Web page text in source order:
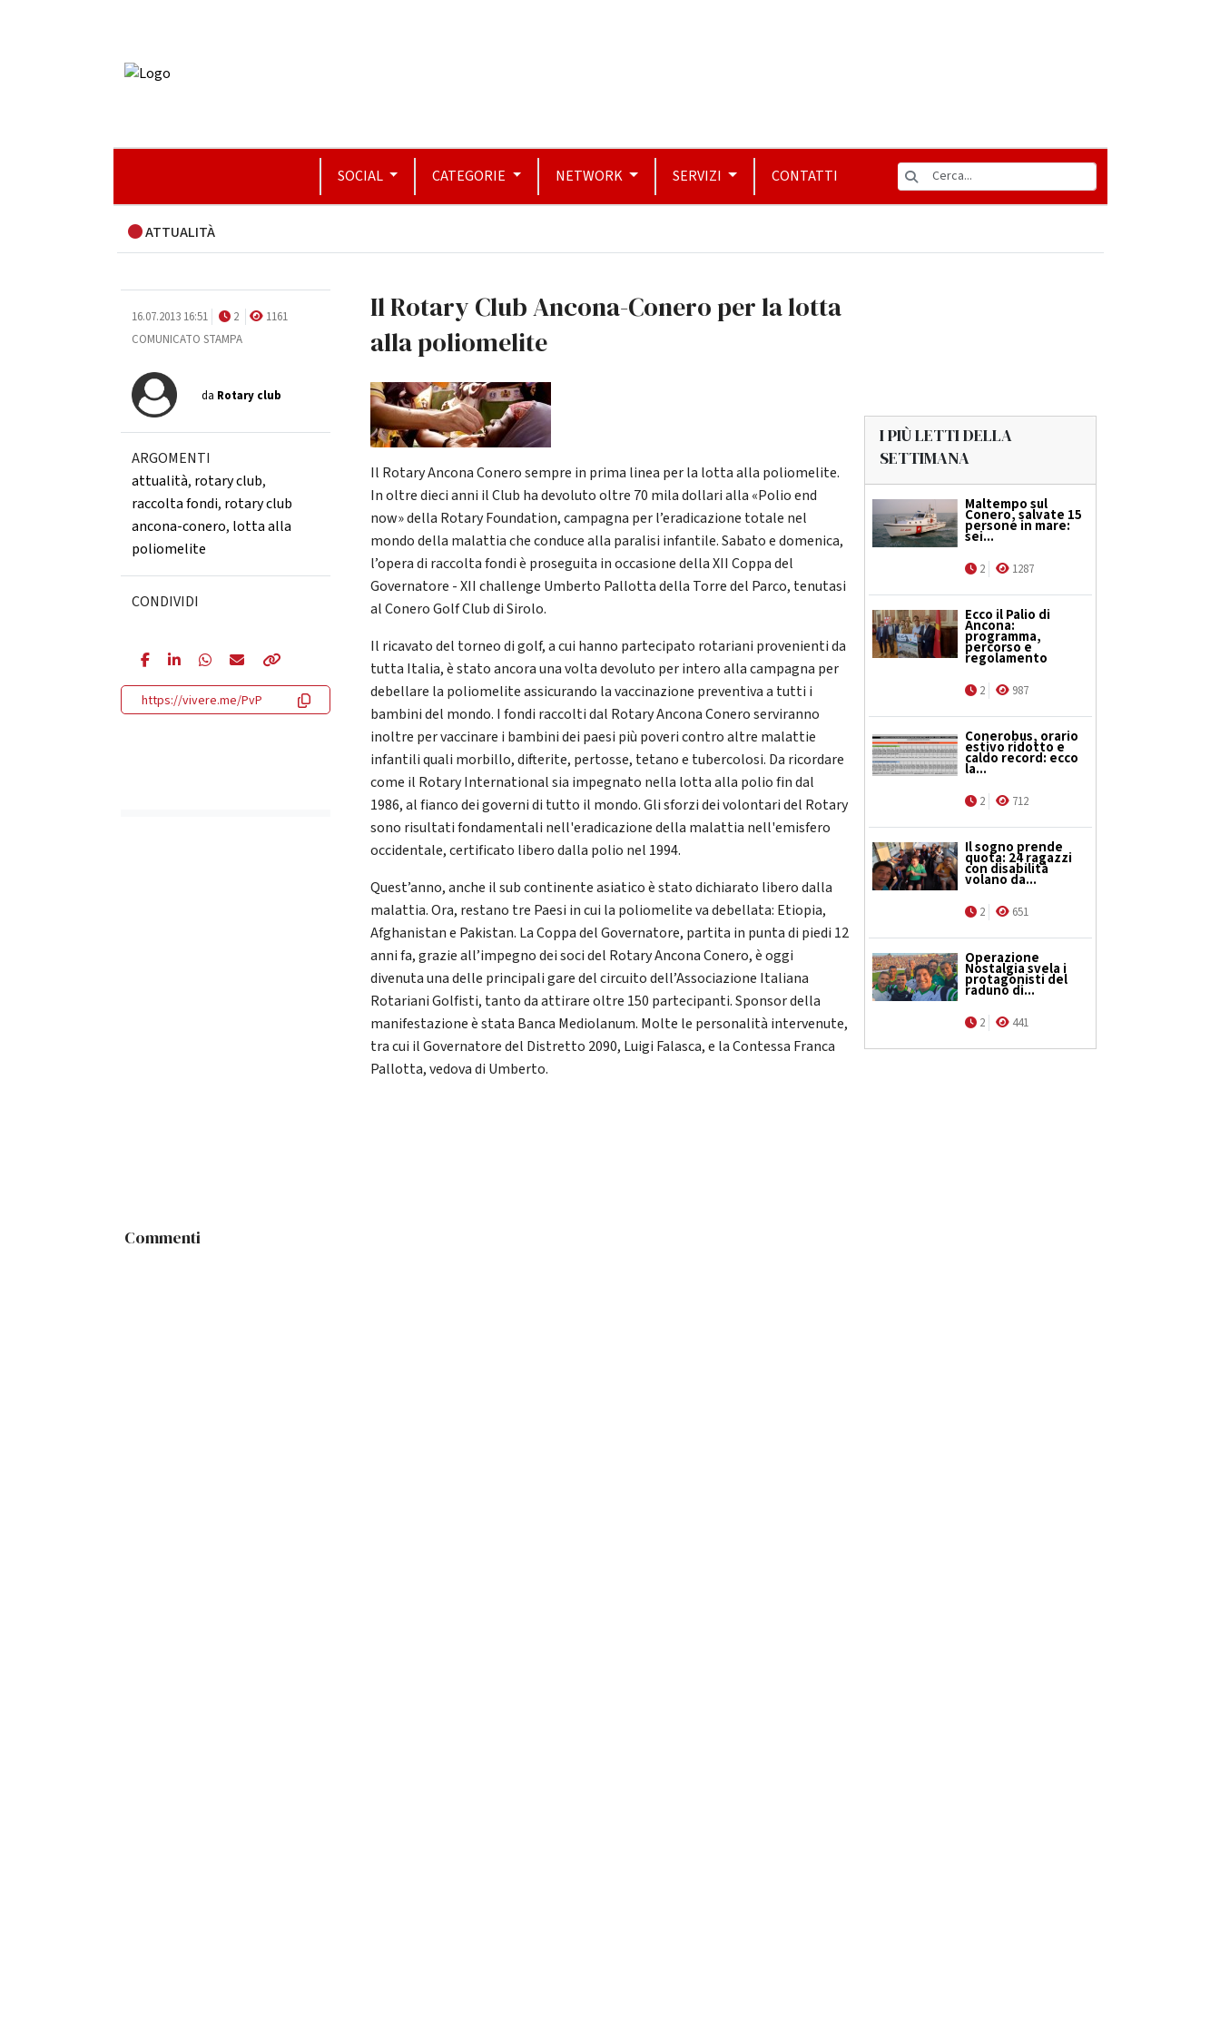
SOCIAL CATEGORIE NETWORK SERVIZI CONTATTI
ATTUALITÀ
16.07.2013 16:51 2
1161
COMUNICATO STAMPA
da Rotary club
ARGOMENTI
attualità, rotary club,
raccolta fondi, rotary club
ancona-conero, lotta alla
poliomelite
CONDIVIDI
https://vivere.me/PvP
Il Rotary Club Ancona-Conero per la lotta
alla poliomelite
Il Rotary Ancona Conero sempre in prima linea per la lotta alla poliomelite.
In oltre dieci anni il Club ha devoluto oltre 70 mila dollari alla «Polio end
now» della Rotary Foundation, campagna per l’eradicazione totale nel
mondo della malattia che conduce alla paralisi infantile. Sabato e domenica,
l’opera di raccolta fondi è proseguita in occasione della XII Coppa del
Governatore - XII challenge Umberto Pallotta della Torre del Parco, tenutasi
al Conero Golf Club di Sirolo.
Il ricavato del torneo di golf, a cui hanno partecipato rotariani provenienti da
tutta Italia, è stato ancora una volta devoluto per intero alla campagna per
debellare la poliomelite assicurando la vaccinazione preventiva a tutti i
bambini del mondo. I fondi raccolti dal Rotary Ancona Conero serviranno
inoltre per vaccinare i bambini dei paesi più poveri contro altre malattie
infantili quali morbillo, difterite, pertosse, tetano e tubercolosi. Da ricordare
come il Rotary International sia impegnato nella lotta alla polio fin dal
1986, al fianco dei governi di tutto il mondo. Gli sforzi dei volontari del Rotary
sono risultati fondamentali nell'eradicazione della malattia nell'emisfero
occidentale, certificato libero dalla polio nel 1994.
Quest’anno, anche il sub continente asiatico è stato dichiarato libero dalla
malattia. Ora, restano tre Paesi in cui la poliomelite va debellata: Etiopia,
Afghanistan e Pakistan. La Coppa del Governatore, partita in punta di piedi 12
anni fa, grazie all’impegno dei soci del Rotary Ancona Conero, è oggi
divenuta una delle principali gare del circuito dell’Associazione Italiana
Rotariani Golfisti, tanto da attirare oltre 150 partecipanti. Sponsor della
manifestazione è stata Banca Mediolanum. Molte le personalità intervenute,
tra cui il Governatore del Distretto 2090, Luigi Falasca, e la Contessa Franca
Pallotta, vedova di Umberto.
I PIÙ LETTI DELLA
SETTIMANA
Maltempo sul
Conero, salvate 15
persone in mare:
sei...
2 1287
Ecco il Palio di
Ancona:
programma,
percorso e
regolamento
2 987
Conerobus, orario
estivo ridotto e
caldo record: ecco
la...
2 712
Il sogno prende
quota: 24 ragazzi
con disabilità
volano da...
2 651
Operazione
Nostalgia svela i
protagonisti del
raduno di...
2 441
Commenti